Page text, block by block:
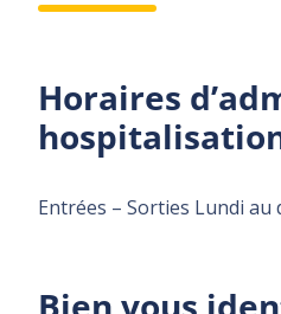
Horaires
Entrées – Sorties Lundi au